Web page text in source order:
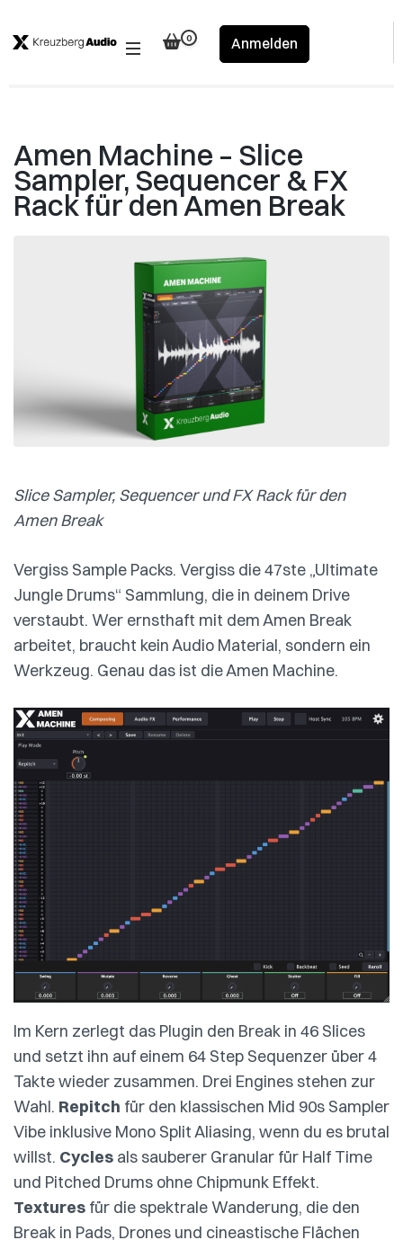
to
0 Anmelden
Amen Machine – Slice
Sampler, Sequencer & FX
Rack für den Amen Break
Slice Sampler, Sequencer und FX Rack für den
Amen Break
Vergiss Sample Packs. Vergiss die 47ste „Ultimate
Jungle Drums“ Sammlung, die in deinem Drive
verstaubt. Wer ernsthaft mit dem Amen Break
arbeitet, braucht kein Audio Material, sondern ein
Werkzeug. Genau das ist die Amen Machine.
Im Kern zerlegt das Plugin den Break in 46 Slices
und setzt ihn auf einem 64 Step Sequenzer über 4
Takte wieder zusammen. Drei Engines stehen zur
Wahl. Repitch für den klassischen Mid 90s Sampler
Vibe inklusive Mono Split Aliasing, wenn du es brutal
willst. Cycles als sauberer Granular für Half Time
und Pitched Drums ohne Chipmunk Effekt.
Textures für die spektrale Wanderung, die den
Break in Pads, Drones und cineastische Flächen